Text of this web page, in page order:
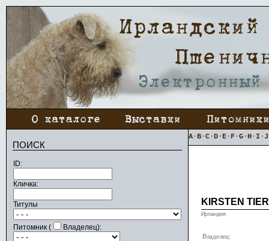
ПОИСК
ID:
Кличка:
Титулы
Питомник ( Владелец):
A·B·C·D·E· F·G·H· I·J
KIRSTEN
Ирландия
Владелец: